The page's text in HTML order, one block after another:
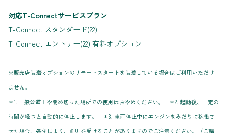
対応T-Connectサービスプラン
T-Connect スタンダード(22)
T-Connect エントリー(22) 有料オプション
※販売店装着オプションのリモートスタートを装着している場合はご利用いただけ
ません。
＊1. 一般公道上や閉め切った場所での使用はおやめください。 ＊2. 起動後、一定の
時間が経つと自動的に停止します。 ＊3. 車両停止中にエンジンをみだりに稼働さ
せた場合、条例により、罰則を受けることがありますのでご注意ください。（ご購